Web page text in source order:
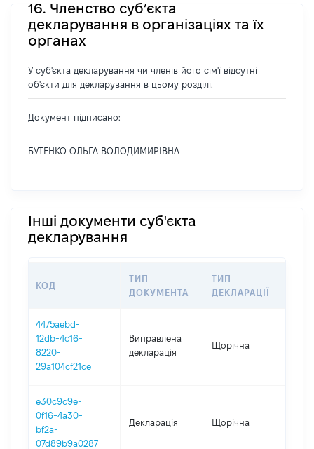
16. Членство суб’єкта
декларування в організаціях та їх
органах
У суб'єкта декларування чи членів його сім'ї відсутні
об'єкти для декларування в цьому розділі.
Документ підписано:
БУТЕНКО ОЛЬГА ВОЛОДИМИРІВНА
Інші документи суб'єкта
декларування
КОД
ТИП
ДОКУМЕНТА
ТИП
ДЕКЛАРАЦІЇ
4475aebd-
12db-4c16-
8220-
29a104cf21ce
Виправлена
декларація
Щорічна
e30c9c9e-
0f16-4a30-
bf2a-
07d89b9a0287
Декларація Щорічна